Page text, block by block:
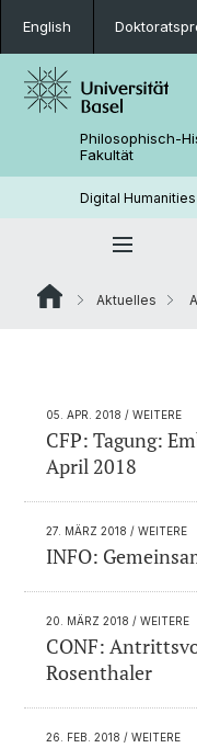
English
Philosophisch-
Fakultät
Digital
Aktuelles
05. APR. 2018 / WEITERE
CFP: Tagung:
April 2018
27. MÄRZ 2018 / WEITERE
INFO:
20. MÄRZ 2018 / WEITERE
CONF:
Rosenthaler
26. FEB. 2018 / WEITERE